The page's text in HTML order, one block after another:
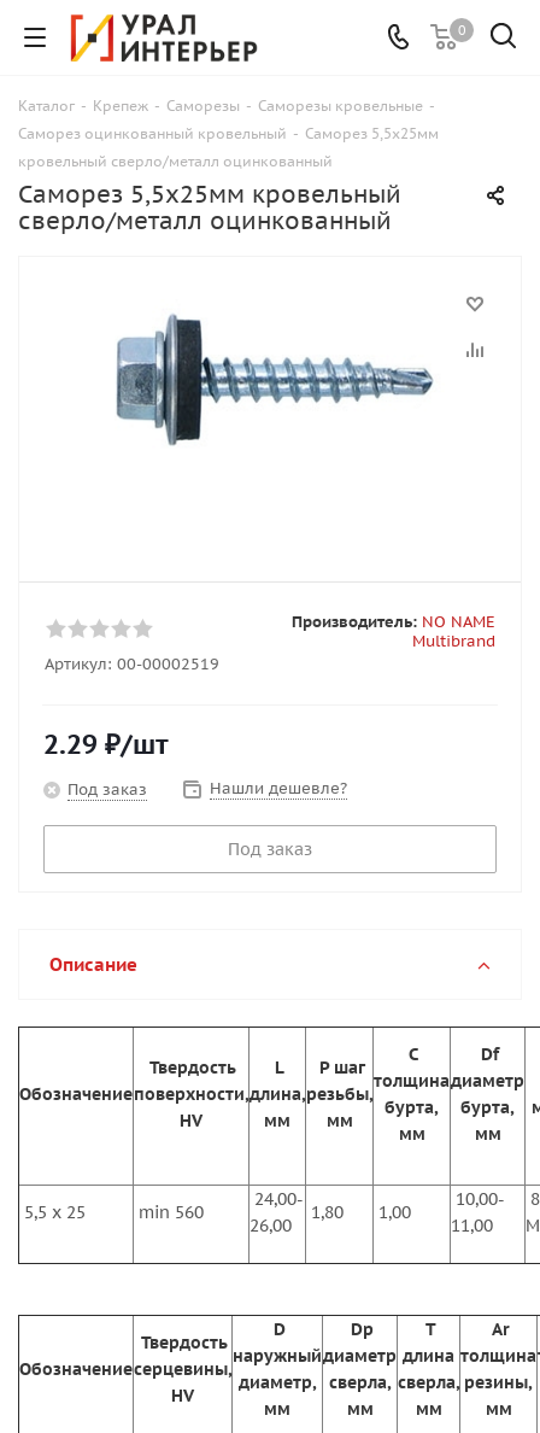
0
Каталог - Крепеж - Саморезы - Саморезы кровельные -
Саморез оцинкованный кровельный - Саморез 5,5х25мм
кровельный сверло/металл оцинкованный
Саморез 5,5х25мм кровельный
сверло/металл оцинкованный
Артикул: 00-00002519
Производитель: NO NAME
Multibrand
2.29 ₽/шт
Под заказ Нашли дешевле?
Под заказ
Описание
Обозначение
Твердость
поверхности,
HV
L
длина,
мм
P шаг
резьбы,
мм
C
толщина
бурта,
мм
Df
диаметр
бурта,
мм
5,5 х 25 min 560
24,00-
26,00
1,80 1,00
10,00-
11,00
Обозначение
Твердость
серцевины,
HV
D
наружный
диаметр,
мм
Dp
диаметр
сверла,
мм
T
длина
сверла,
мм
Ar
толщина
резины,
мм